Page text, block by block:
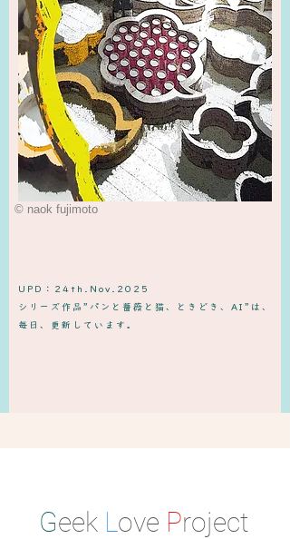
© naok fujimoto
UPD：24th.Nov.2025
​シリーズ作品”パンと薔薇と猫、ときどき、AI”は、
毎日、更新しています。
Geek Love Project